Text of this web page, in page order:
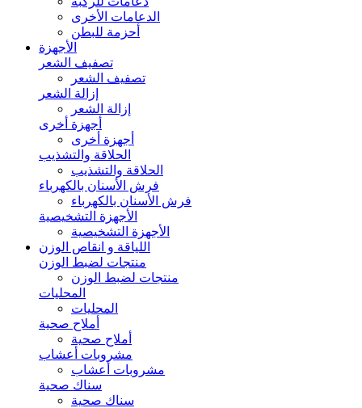
الدعامات الأخرى
أحزمة للبطن
الأجهزة
تصفيف الشعر
تصفيف الشعر
إزالة الشعر
إزالة الشعر
أجهزة أخرى
أجهزة أخرى
الحلاقة والتشذيب
الحلاقة والتشذيب
فرش الأسنان بالكهرباء
فرش الأسنان بالكهرباء
الأجهزة التشخيصية
الأجهزة التشخيصية
اللياقة و انقاص الوزن
منتجات لضبط الوزن
منتجات لضبط الوزن
المحليات
المحليات
أملاح صحية
أملاح صحية
مشروبات أعشاب
مشروبات أعشاب
سناك صحية
سناك صحية